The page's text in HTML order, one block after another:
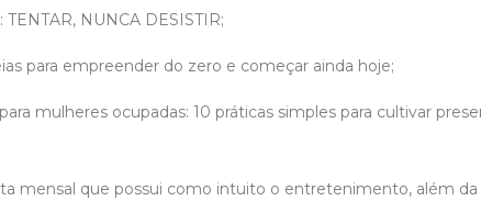
NUNCA DESISTIR;
para empreender do zero e começar ainda hoje;
mulheres ocupadas: 10 práticas simples para cultivar
mensal que possui como intuito o entretenimento, além